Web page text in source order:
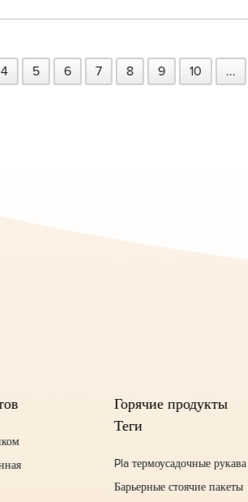
4 5 6 7 8 9 10 ...
Горячие продукты
Теги
Pla термоусадочные рукава
Барьерные стоячие пакеты